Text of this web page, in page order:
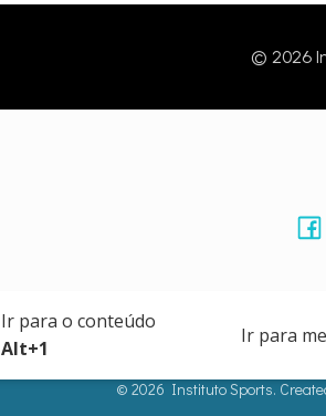
Ir para o conteúdo
Alt+1
Ir para
© 2026
© 2026 Instituto Sports.